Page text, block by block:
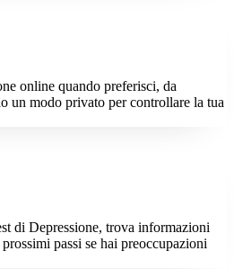
online quando preferisci, da
un modo privato per controllare la tua
di Depressione, trova informazioni
passi se hai preoccupazioni